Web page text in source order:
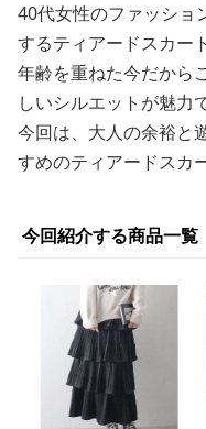
40代女性のファッショ
するティアードスカート
年齢を重ねた今だから
しいシルエットが魅力
今回は、大人の余裕と
すめのティアードスカ
今回紹介する商品一覧